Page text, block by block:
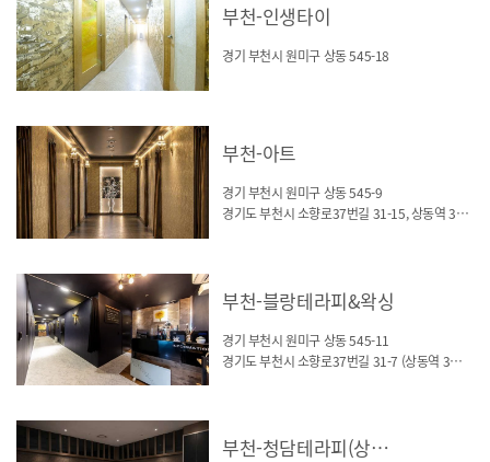
부천-인생타이
경기 부천시 원미구 상동 545-18
부천-아트
경기 부천시 원미구 상동 545-9
경기도 부천시 소향로37번길 31-15, 상동역 3번출구
부천-블랑테라피&왁싱
경기 부천시 원미구 상동 545-11
경기도 부천시 소향로37번길 31-7 (상동역 3번출구)
부천-청담테라피(상동역)